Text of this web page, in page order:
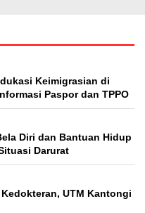
Keimigrasian di
Paspor dan TPPO
Diri dan Bantuan Hidup
Darurat
UTM Kantongi